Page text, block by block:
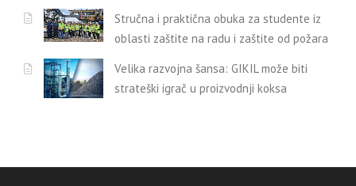
Stručna i praktična obuka za studente iz
oblasti zaštite na radu i zaštite od požara
Velika razvojna šansa: GIKIL može biti
strateški igrač u proizvodnji koksa